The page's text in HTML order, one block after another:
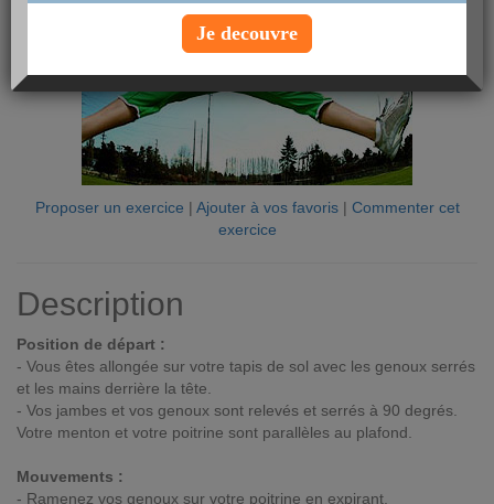
Proposer un exercice | Ajouter à vos favoris| Commenter cet
exercice
Description
Position de départ :
- Vous êtes allongée sur votre tapis de sol avec les genoux serrés
et les mains derrière la tête.
- Vos jambes et vos genoux sont relevés et serrés à 90 degrés.
Votre menton et votre poitrine sont parallèles au plafond.
Mouvements :
- Ramenez vos genoux sur votre poitrine en expirant.
Je decouvre